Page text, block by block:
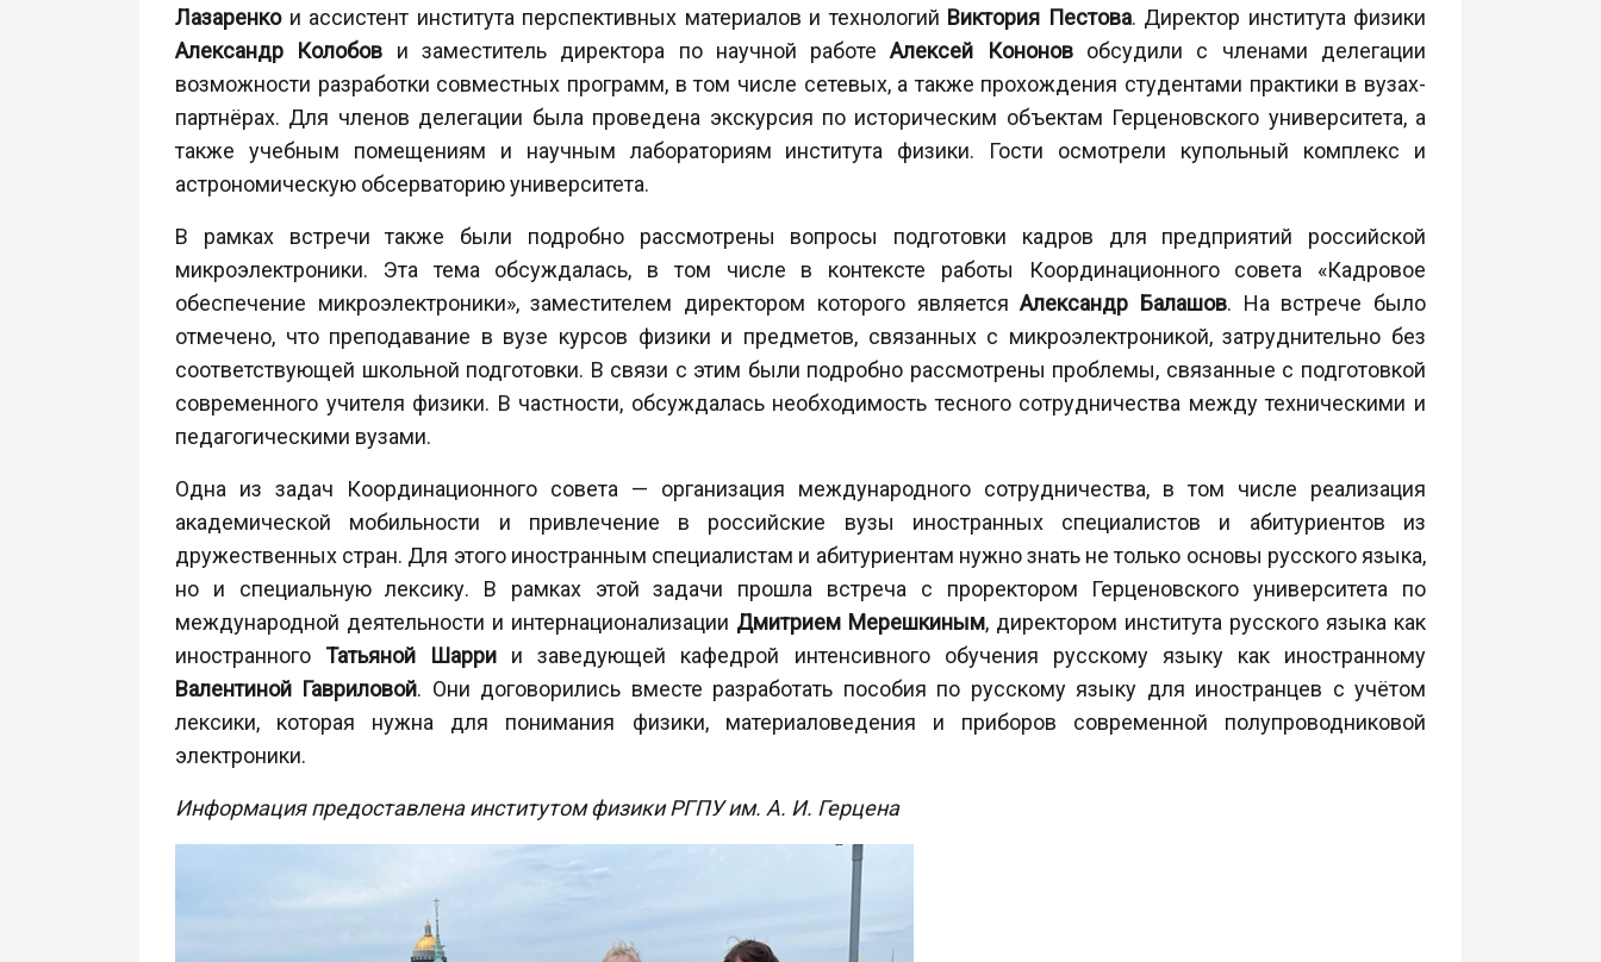
Лазаренкои ассистент института перспективных материалов и технологий Виктория Пестова. Директор института физики
Александр Колобов и заместитель директора по научной работеАлексей Кононов обсудили с членами делегации
возможности разработки совместных программ, в том числе сетевых, а также прохождения студентами практики в вузах-
партнёрах. Для членов делегации была проведена экскурсия по историческим объектам Герценовского университета, а
также учебным помещениям и научным лабораториям института физики. Гости осмотрели купольный комплекс и
астрономическую обсерваторию университета.
В рамках встречи также были подробно рассмотрены вопросы подготовки кадров для предприятий российской
микроэлектроники. Эта тема обсуждалась, в том числе в контексте работы Координационного совета «Кадровое
обеспечение микроэлектроники», заместителем директором которого являетсяАлександр Балашов. На встрече было
отмечено, что преподавание в вузе курсов физики и предметов, связанных с микроэлектроникой, затруднительно без
соответствующей школьной подготовки. В связи с этим были подробно рассмотрены проблемы, связанные с подготовкой
современного учителя физики. В частности, обсуждалась необходимость тесного сотрудничества между техническими и
педагогическими вузами.
Одна из задач Координационного совета — организация международного сотрудничества, в том числе реализация
академической мобильности и привлечение в российские вузы иностранных специалистов и абитуриентов из
дружественных стран. Для этого иностранным специалистам и абитуриентам нужно знать не только основы русского языка,
но и специальную лексику. В рамках этой задачи прошла встреча с проректором Герценовского университета по
международной деятельности и интернационализации Дмитрием Мерешкиным, директором института русского языка как
иностранногоТатьяной Шарри и заведующей кафедрой интенсивного обучения русскому языку как иностранному
Валентиной Гавриловой. Они договорились вместе разработать пособия по русскому языку для иностранцев с учётом
лексики, которая нужна для понимания физики, материаловедения и приборов современной полупроводниковой
электроники.
Информация предоставлена институтом физики РГПУ им. А. И. Герцена